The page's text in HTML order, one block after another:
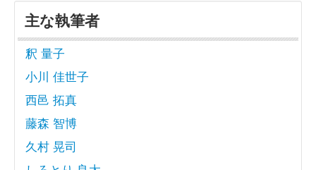
主な執筆者
釈 量子
小川 佳世子
西邑 拓真
藤森 智博
久村 晃司